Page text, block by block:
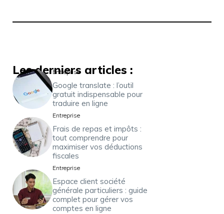
Les derniers articles :
Entreprise
Google translate : l’outil
gratuit indispensable pour
traduire en ligne
Entreprise
Frais de repas et impôts :
tout comprendre pour
maximiser vos déductions
fiscales
Entreprise
Espace client société
générale particuliers : guide
complet pour gérer vos
comptes en ligne